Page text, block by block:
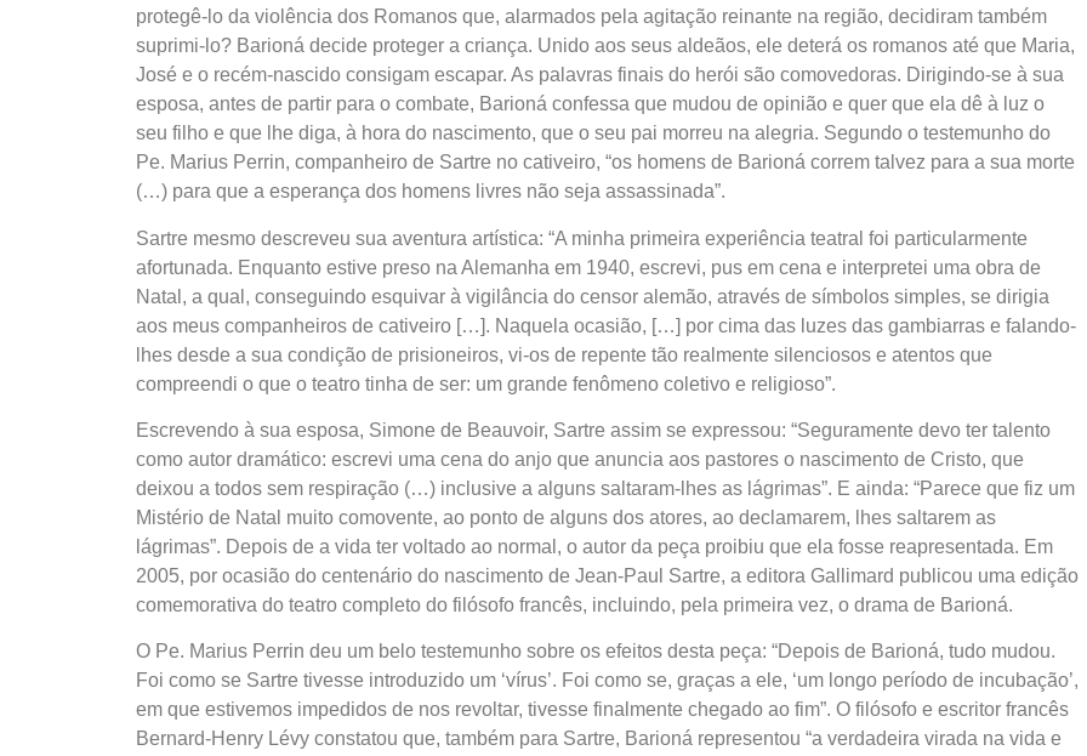
protegê-lo da violência dos Romanos que, alarmados pela agitação reinante na região, decidiram também
suprimi-lo? Barioná decide proteger a criança. Unido aos seus aldeãos, ele deterá os romanos até que Maria,
José e o recém-nascido consigam escapar. As palavras finais do herói são comovedoras. Dirigindo-se à sua
esposa, antes de partir para o combate, Barioná confessa que mudou de opinião e quer que ela dê à luz o
seu filho e que lhe diga, à hora do nascimento, que o seu pai morreu na alegria. Segundo o testemunho do
Pe. Marius Perrin, companheiro de Sartre no cativeiro, “os homens de Barioná correm talvez para a sua morte
(…) para que a esperança dos homens livres não seja assassinada”.
Sartre mesmo descreveu sua aventura artística: “A minha primeira experiência teatral foi particularmente
afortunada. Enquanto estive preso na Alemanha em 1940, escrevi, pus em cena e interpretei uma obra de
Natal, a qual, conseguindo esquivar à vigilância do censor alemão, através de símbolos simples, se dirigia
aos meus companheiros de cativeiro […]. Naquela ocasião, […] por cima das luzes das gambiarras e falando-
lhes desde a sua condição de prisioneiros, vi-os de repente tão realmente silenciosos e atentos que
compreendi o que o teatro tinha de ser: um grande fenômeno coletivo e religioso”.
Escrevendo à sua esposa, Simone de Beauvoir, Sartre assim se expressou: “Seguramente devo ter talento
como autor dramático: escrevi uma cena do anjo que anuncia aos pastores o nascimento de Cristo, que
deixou a todos sem respiração (…) inclusive a alguns saltaram-lhes as lágrimas”. E ainda: “Parece que fiz um
Mistério de Natal muito comovente, ao ponto de alguns dos atores, ao declamarem, lhes saltarem as
lágrimas”. Depois de a vida ter voltado ao normal, o autor da peça proibiu que ela fosse reapresentada. Em
2005, por ocasião do centenário do nascimento de Jean-Paul Sartre, a editora Gallimard publicou uma edição
comemorativa do teatro completo do filósofo francês, incluindo, pela primeira vez, o drama de Barioná.
O Pe. Marius Perrin deu um belo testemunho sobre os efeitos desta peça: “Depois de Barioná, tudo mudou.
Foi como se Sartre tivesse introduzido um ‘vírus’. Foi como se, graças a ele, ‘um longo período de incubação’,
em que estivemos impedidos de nos revoltar, tivesse finalmente chegado ao fim”. O filósofo e escritor francês
Bernard-Henry Lévy constatou que, também para Sartre, Barioná representou “a verdadeira virada na vida e